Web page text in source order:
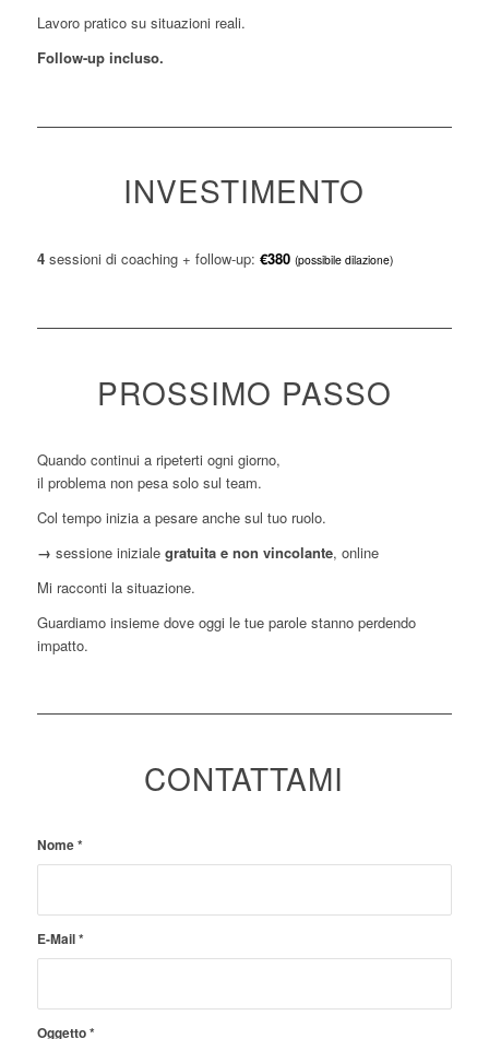
Lavoro pratico su situazioni reali.
Follow-up incluso.
INVESTIMENTO
4sessioni di coaching + follow-up: €380 (possibile dilazione)
PROSSIMO PASSO
Quando continui a ripeterti ogni giorno,
il problema non pesa solo sul team.
Col tempo inizia a pesare anche sul tuo ruolo.
→ sessione inizialegratuita e non vincolante, online
Mi racconti la situazione.
Guardiamo insieme dove oggi le tue parole stanno perdendo
impatto.
CONTATTAMI
Nome*
E-Mail*
Oggetto*